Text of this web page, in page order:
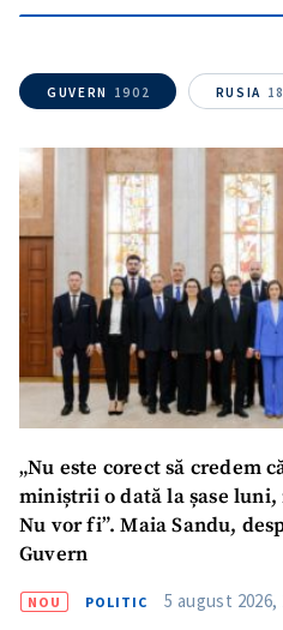
GUVERN 1902 RUSIA
„Nu este corect să credem
miniștrii o dată la șase
Nu vor fi”. Maia Sandu,
Guvern
NOU POLITIC 5 august 2026,